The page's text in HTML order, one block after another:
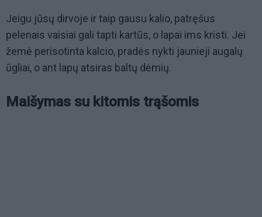
Jeigu jūsų dirvoje ir taip gausu kalio, patręšus
pelenais vaisiai gali tapti kartūs, o lapai ims kristi. Jei
žemė perisotinta kalcio, pradės nykti jaunieji augalų
ūgliai, o ant lapų atsiras baltų dėmių.
Maišymas su kitomis trąšomis